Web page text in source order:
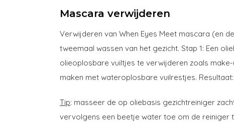
Mascara verwijderen
Verwijderen van When Eyes Meet mascara (en
tweemaal wassen van het gezicht. Stap 1: Een
olieoplosbare vuiltjes te verwijderen zoals
maken met wateroplosbare vuilrestjes.
Tip: masseer de op oliebasis gezichtreiniger
vervolgens een beetje water toe om de reiniger